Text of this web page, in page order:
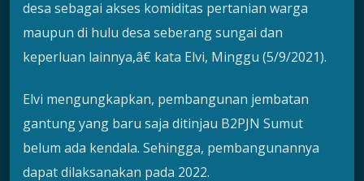
desa sebagai akses komiditas pertanian warga
maupun di hulu desa seberang sungai dan
keperluan lainnya,â€ kata Elvi, Minggu (5/9/2021).
Elvi mengungkapkan, pembangunan jembatan
gantung yang baru saja ditinjau B2PJN Sumut
belum ada kendala. Sehingga, pembangunannya
dapat dilaksanakan pada 2022.